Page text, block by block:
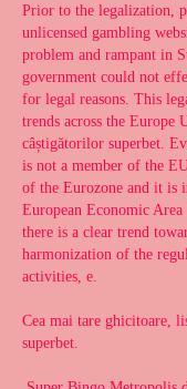
Prior to the legalization,
unlicensed gambling
problem and rampant in
government could not
for legal reasons. This
trends across the Europe
câștigătorilor superbet.
is not a member of the
of the Eurozone and it is
European Economic
there is a clear trend
harmonization of the
activities, e.
Cea mai tare ghicitoare,
superbet.